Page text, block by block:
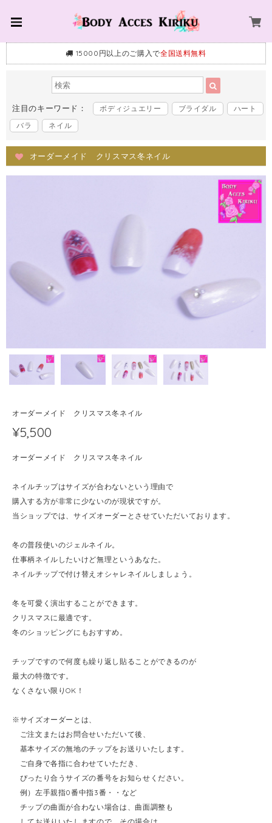
15000円以上のご購入で全国送料無料
注目のキーワード： ボディジュエリー ブライダル
ハート
バラ
ネイル
オーダーメイド クリスマス冬ネイル
オーダーメイド クリスマス冬ネイル
¥5,500
オーダーメイド クリスマス冬ネイル
ネイルチップはサイズが合わないという理由で
購入する方が非常に少ないのが現状ですが。
当ショップでは、サイズオーダーとさせていただいております。
冬の普段使いのジェルネイル。
仕事柄ネイルしたいけど無理というあなた。
ネイルチップで付け替えオシャレネイルしましょう。
冬を可愛く演出することができます。
クリスマスに最適です。
冬のショッピングにもおすすめ。
チップですので何度も繰り返し貼ることができるのが
最大の特徴です。
なくさない限りOK！
※サイズオーダーとは、
ご注文またはお問合せいただいて後、
基本サイズの無地のチップをお送りいたします。
ご自身で各指に合わせていただき、
ぴったり合うサイズの番号をお知らせください。
例）左手親指0番中指3番・・など
チップの曲面が合わない場合は、曲面調整も